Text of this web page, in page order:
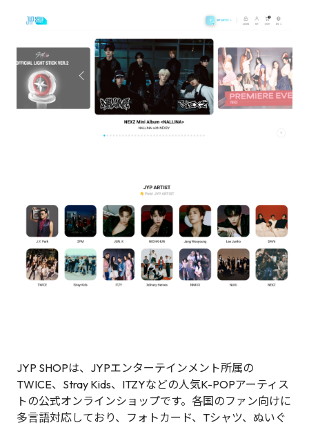
JYP SHOPは、JYPエンターテインメント所属の
TWICE、Stray Kids、ITZYなどの人気K-POPアーティス
トの公式オンラインショップです。各国のファン向けに
多言語対応しており、フォトカード、Tシャツ、ぬいぐ